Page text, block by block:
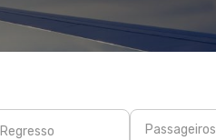
Regresso Passageiros